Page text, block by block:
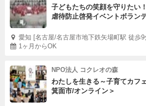
子どもたちの笑顔を守りたい
虐待防止啓発イベントボラン
愛知 [名古屋/名古屋市地下鉄矢場町駅 徒歩9
1ヶ月からOK
NPO法人 コクレオの森
わたしを生きる～子育てカフ
箕面市/オンライン＞